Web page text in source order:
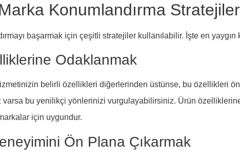
Marka Konumlandırma
başarmak için çeşitli stratejiler kullanılabilir. İşte en yaygın
Odaklanmak
belirli özellikleri diğerlerinden üstünse, bu özellikleri
varsa bu yenilikçi yönlerinizi vurgulayabilirsiniz. Ürün
için uygundur.
Ön Plana Çıkarmak